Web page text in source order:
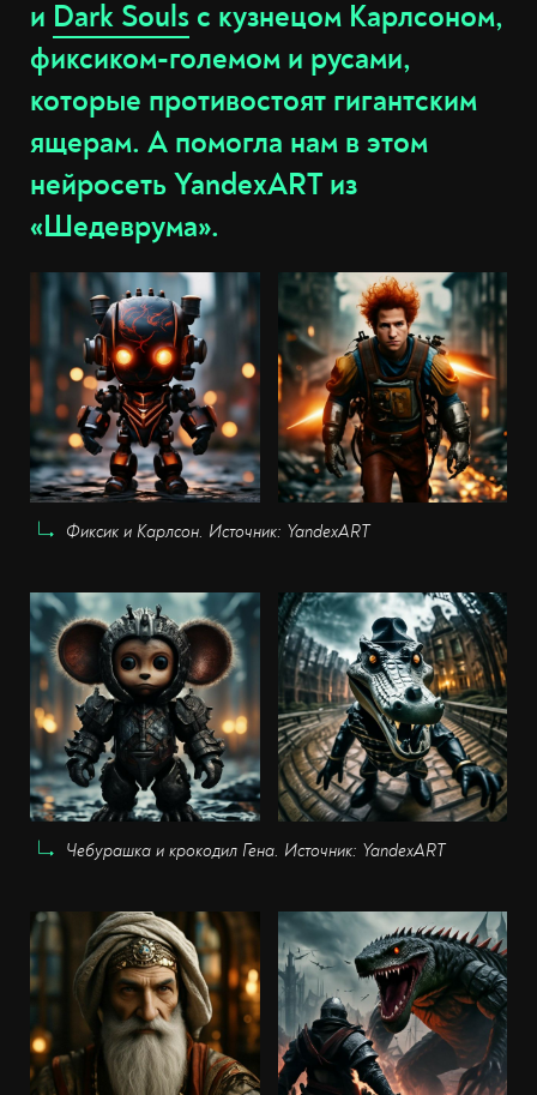
и Dark Souls с кузнецом Карлсоном,
фиксиком-големом и русами,
которые противостоят гигантским
ящерам. А помогла нам в этом
нейросеть YandexART из
«Шедеврума».
Фиксик и Карлсон. Источник: YandexART
Чебурашка и крокодил Гена. Источник: YandexART